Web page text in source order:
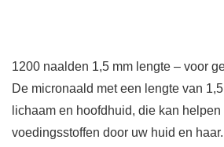
1200 naalden 1,5 mm lengte – voor
De micronaald met een lengte van
lichaam en hoofdhuid, die kan
voedingsstoffen door uw huid en